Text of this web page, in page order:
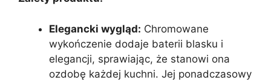
Elegancki wygląd: Chromowane
wykończenie dodaje baterii blasku i
elegancji, sprawiając, że stanowi ona
ozdobę każdej kuchni. Jej ponadczasowy